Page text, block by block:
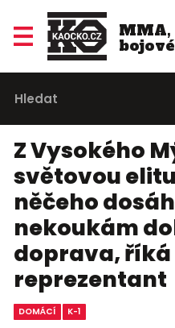
MMA,
Z Vysokého
světovou
něčeho
nekoukám
doprava, říká
reprezentant
DOMÁCÍ K-1